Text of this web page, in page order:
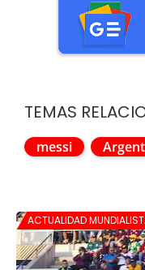
TEMAS
messi
ACTUALIDAD